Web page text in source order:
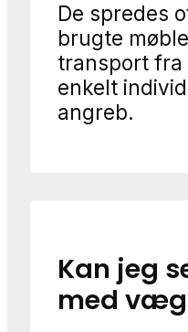
De spredes
brugte
transport fra
enkelt
angreb.
Kan jeg
med